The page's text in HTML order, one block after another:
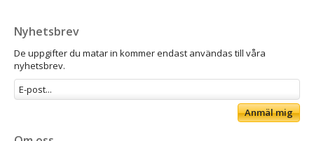
Nyhetsbrev
De uppgifter du matar in kommer endast användas till våra
nyhetsbrev.
Anmäl mig